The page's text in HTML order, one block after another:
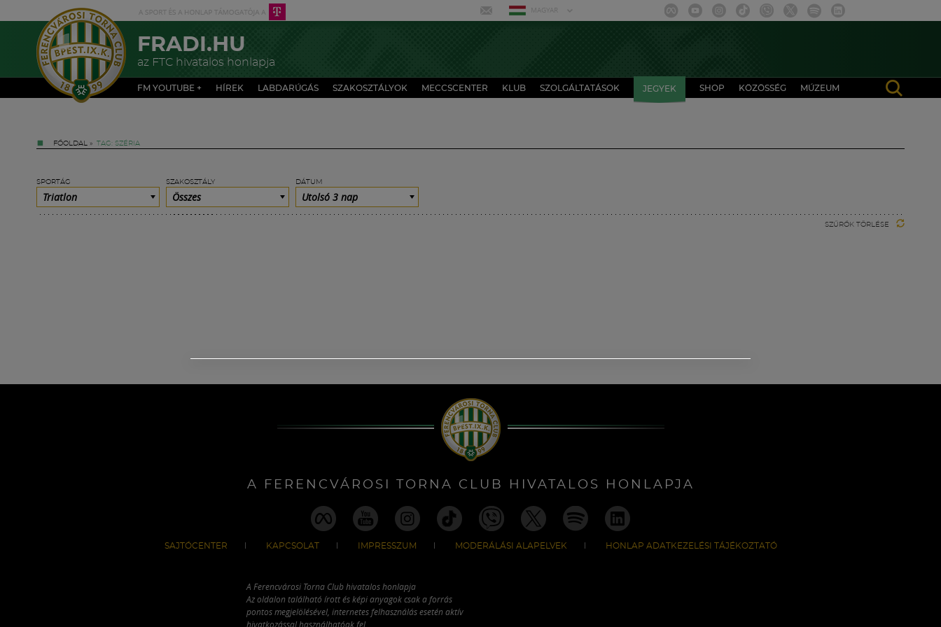
MAGYAR
FRADI.HU
az FTC hivatalos honlapja
FM YOUTUBE + HÍREK LABDARÚGÁS SZAKOSZTÁLYOK MECCSCENTER KLUB SZOLGÁLTATÁSOK JEGYEK SHOP KÖZÖSSÉG MÚZEUM
FŐOLDAL » TAG: SZÉRIA
SPORTÁG
Triatlon
SZAKOSZTÁLY
Összes
DÁTUM
Utolsó 3 nap
SZŰRŐK TÖRLÉSE
A FERENCVÁROSI TORNA CLUB HIVATALOS HONLAPJA
SAJTÓCENTER KAPCSOLAT IMPRESSZUM MODERÁLÁSI ALAPELVEK HONLAP ADATKEZELÉSI TÁJÉKOZTATÓ
A Ferencvárosi Torna Club hivatalos honlapja
Az oldalon található írott és képi anyagok csak a forrás
pontos megjelölésével, internetes felhasználás esetén aktív
hivatkozással használhatóak fel.